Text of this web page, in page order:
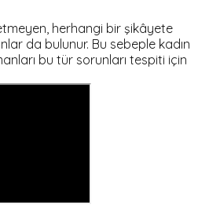
herhangi bir şikâyete
da bulunur. Bu sebeple kadın
bu tür sorunları tespiti için